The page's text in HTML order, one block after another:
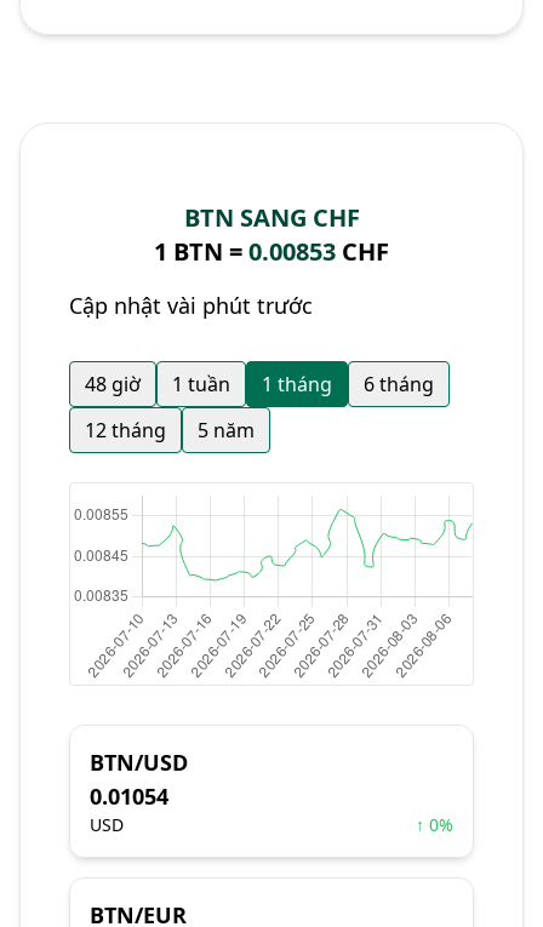
BTN SANG CHF
1 BTN =0.00853 CHF
Cập nhật vài phút trước
48 giờ 1 tuần 1 tháng
6 tháng
12 tháng
5 năm
BTN/USD
0.01054
USD ↑ 0%
BTN/EUR